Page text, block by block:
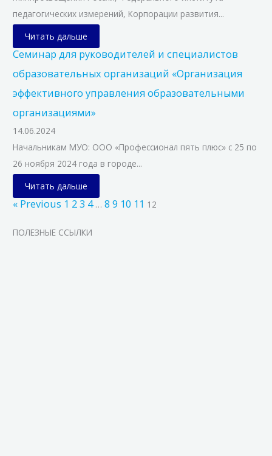
педагогических измерений, Корпорации развития...
Читать дальше
Семинар для руководителей и специалистов
образовательных организаций «Организация
эффективного управления образовательными
организациями»
14.06.2024
Начальникам МУО: ООО «Профессионал пять плюс» с 25 по
26 ноября 2024 года в городе...
Читать дальше
« Previous 1 23 4 … 8 9 10 11 12
ПОЛЕЗНЫЕ ССЫЛКИ